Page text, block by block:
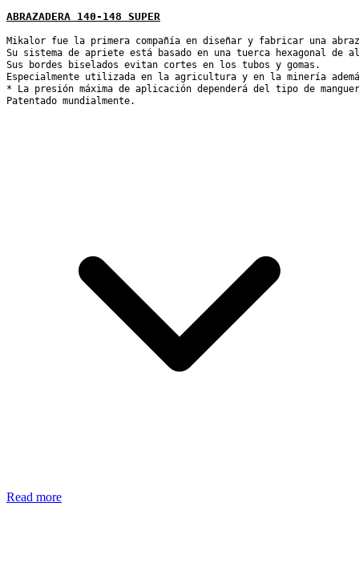
ABRAZADERA 140-148 SUPER
Mikalor fue la primera compañía en diseñar y fabricar una
Su sistema de apriete está basado en una tuerca hexagonal
Sus bordes biselados evitan cortes en los tubos y gomas.
Especialmente utilizada en la agricultura y en la minería
* La presión máxima de aplicación dependerá del tipo de
Patentado mundialmente.
Read more